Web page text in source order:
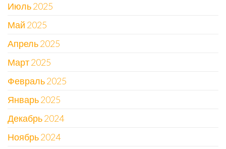
Июль 2025
Май 2025
Апрель 2025
Март 2025
Февраль 2025
Январь 2025
Декабрь 2024
Ноябрь 2024